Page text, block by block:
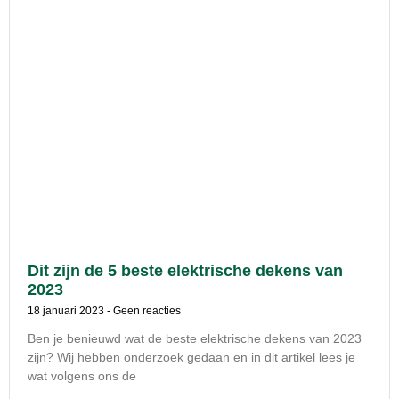
Dit zijn de 5 beste elektrische dekens van
2023
18 januari 2023 Geen reacties
Ben je benieuwd wat de beste elektrische dekens van 2023
zijn? Wij hebben onderzoek gedaan en in dit artikel lees je
wat volgens ons de